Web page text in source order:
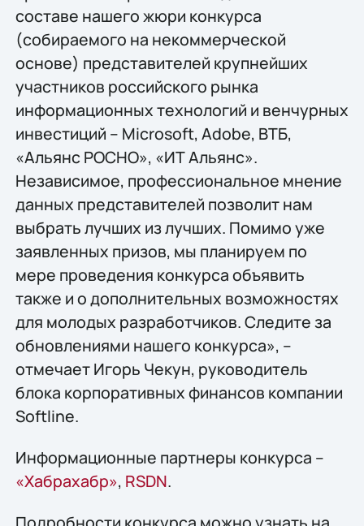
составе нашего жюри конкурса
(собираемого на некоммерческой
основе) представителей крупнейших
участников российского рынка
информационных технологий и венчурных
инвестиций – Microsoft, Adobe, ВТБ,
«Альянс РОСНО», «ИТ Альянс».
Независимое, профессиональное мнение
данных представителей позволит нам
выбрать лучших из лучших. Помимо уже
заявленных призов, мы планируем по
мере проведения конкурса объявить
также и о дополнительных возможностях
для молодых разработчиков. Следите за
обновлениями нашего конкурса», –
отмечает Игорь Чекун, руководитель
блока корпоративных финансов компании
Softline.
Информационные партнеры конкурса –
«Хабрахабр», RSDN.